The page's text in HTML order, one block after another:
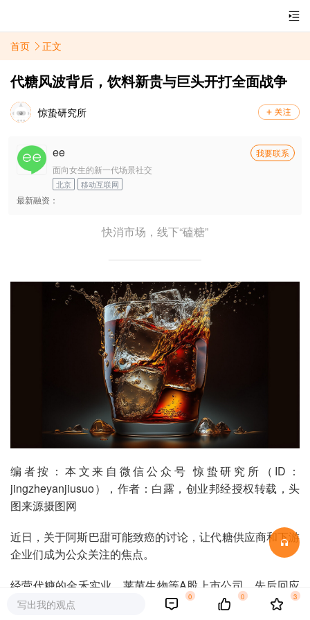
首页 正文
代糖风波背后，饮料新贵与巨头开打全面战争
惊蛰研究所
ee
我要联系
面向女生的新一代场景社交
北京 移动互联网
最新融资：
快消市场，线下“磕糖”
编者按：本文来自微信公众号 惊蛰研究所（ID：
jingzheyanjiusuo），作者：白露，创业邦经授权转载，头
图来源摄图网
近日，关于阿斯巴甜可能致癌的讨论，让代糖供应商和下游
企业们成为公众关注的焦点。
经营代糖的金禾实业、莱茵生物等A股上市公司，先后回应
称其产品均为天然代糖；元气森林、奈雪的茶也快速发出声
写出我的观点
0 0 3